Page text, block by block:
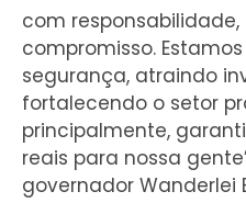
com
compromisso.
segurança, atraindo
fortalecendo o setor
principalmente,
reais para nossa
governador Wanderlei